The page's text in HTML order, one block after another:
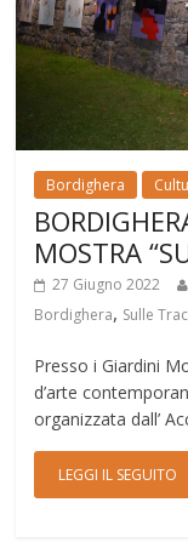
Bordighera
MOSTRA
27 Giugno 2022
Bordighera, Sulle
Presso i Giardini
d’arte
organizzata dall’
LEGGI IL SEGUITO